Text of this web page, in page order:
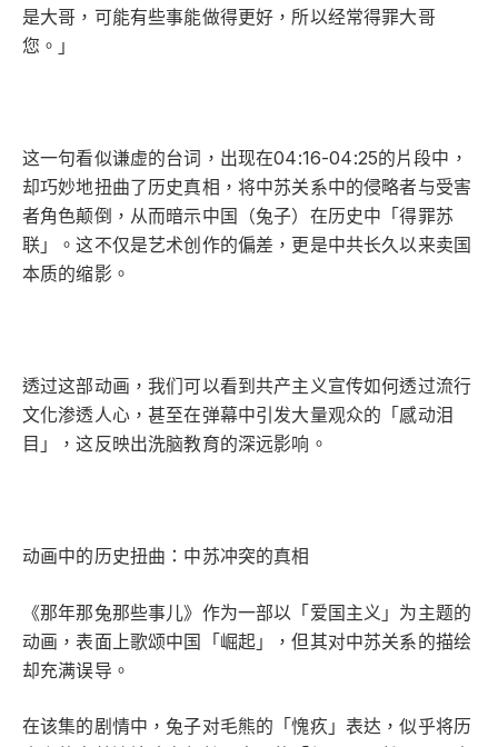
是大哥，可能有些事能做得更好，所以经常得罪大哥
您。」
这一句看似谦虚的台词，出现在04:16-04:25的片段中，
却巧妙地扭曲了历史真相，将中苏关系中的侵略者与受害
者角色颠倒，从而暗示中国（兔子）在历史中「得罪苏
联」。这不仅是艺术创作的偏差，更是中共长久以来卖国
本质的缩影。
透过这部动画，我们可以看到共产主义宣传如何透过流行
文化渗透人心，甚至在弹幕中引发大量观众的「感动泪
目」，这反映出洗脑教育的深远影响。
动画中的历史扭曲：中苏冲突的真相
《那年那兔那些事儿》作为一部以「爱国主义」为主题的
动画，表面上歌颂中国「崛起」，但其对中苏关系的描绘
却充满误导。
在该集的剧情中，兔子对毛熊的「愧疚」表达，似乎将历